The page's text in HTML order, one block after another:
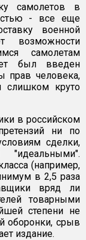
самолетов в
- все еще
военной
самолетам
был введен
прав человека,
слишком круто
в российском
ни по
сделки,
(например,
в 2,5 раза
вряд ли
товарными
степени не
оборонки, срыв
издание.